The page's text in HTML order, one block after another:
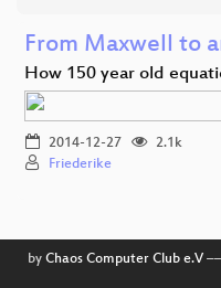
From Maxwell to
How 150 year old
2014-12-27
2.1k
Friederike
by Chaos Computer Club e.V––